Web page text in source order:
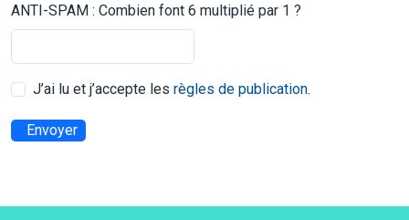
ANTI-SPAM : Combien font 6 multiplié par 1 ?
J’ai lu et j’accepte les règles de publication.
Envoyer